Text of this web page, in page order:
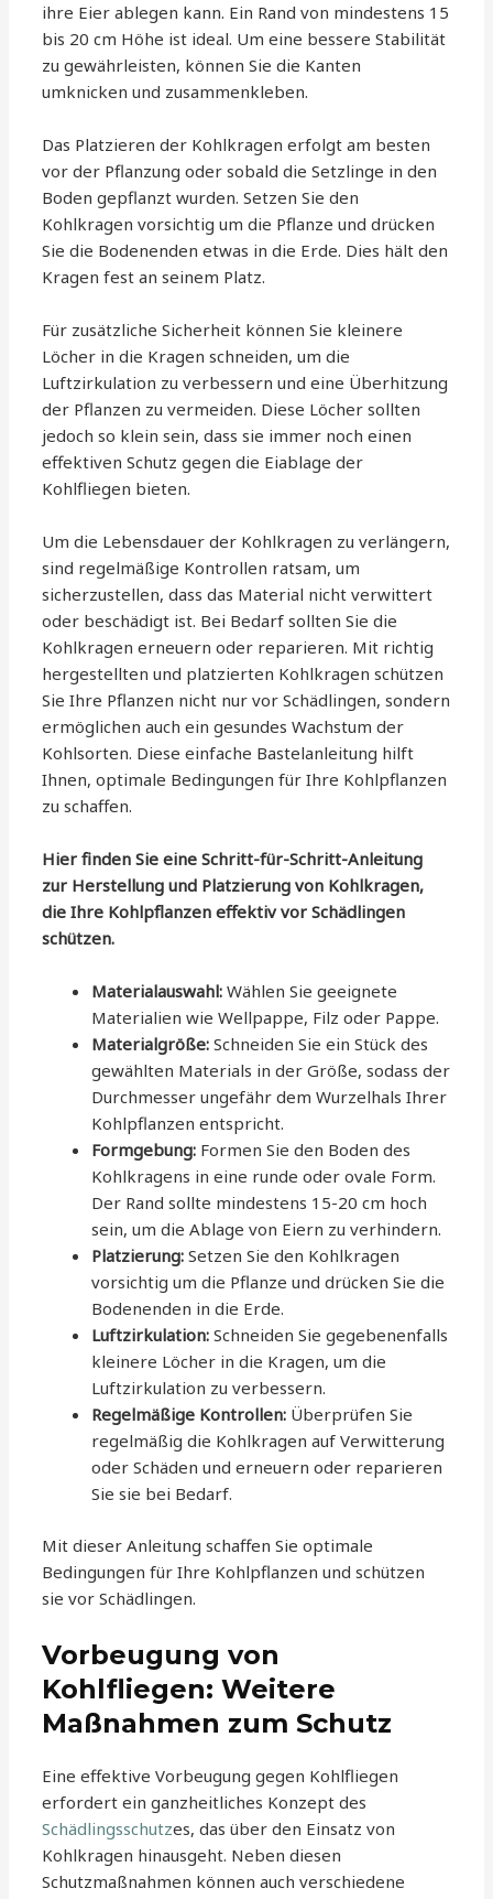
ihre Eier ablegen kann. Ein Rand von mindestens 15
bis 20 cm Höhe ist ideal. Um eine bessere Stabilität
zu gewährleisten, können Sie die Kanten
umknicken und zusammenkleben.
Das Platzieren der Kohlkragen erfolgt am besten
vor der Pflanzung oder sobald die Setzlinge in den
Boden gepflanzt wurden. Setzen Sie den
Kohlkragen vorsichtig um die Pflanze und drücken
Sie die Bodenenden etwas in die Erde. Dies hält den
Kragen fest an seinem Platz.
Für zusätzliche Sicherheit können Sie kleinere
Löcher in die Kragen schneiden, um die
Luftzirkulation zu verbessern und eine Überhitzung
der Pflanzen zu vermeiden. Diese Löcher sollten
jedoch so klein sein, dass sie immer noch einen
effektiven Schutz gegen die Eiablage der
Kohlfliegen bieten.
Um die Lebensdauer der Kohlkragen zu verlängern,
sind regelmäßige Kontrollen ratsam, um
sicherzustellen, dass das Material nicht verwittert
oder beschädigt ist. Bei Bedarf sollten Sie die
Kohlkragen erneuern oder reparieren. Mit richtig
hergestellten und platzierten Kohlkragen schützen
Sie Ihre Pflanzen nicht nur vor Schädlingen, sondern
ermöglichen auch ein gesundes Wachstum der
Kohlsorten. Diese einfache Bastelanleitung hilft
Ihnen, optimale Bedingungen für Ihre Kohlpflanzen
zu schaffen.
Hier finden Sie eine Schritt-für-Schritt-Anleitung
zur Herstellung und Platzierung von Kohlkragen,
die Ihre Kohlpflanzen effektiv vor Schädlingen
schützen.
Materialauswahl: Wählen Sie geeignete
Materialien wie Wellpappe, Filz oder Pappe.
Materialgröße: Schneiden Sie ein Stück des
gewählten Materials in der Größe, sodass der
Durchmesser ungefähr dem Wurzelhals Ihrer
Kohlpflanzen entspricht.
Formgebung: Formen Sie den Boden des
Kohlkragens in eine runde oder ovale Form.
Der Rand sollte mindestens 15-20 cm hoch
sein, um die Ablage von Eiern zu verhindern.
Platzierung: Setzen Sie den Kohlkragen
vorsichtig um die Pflanze und drücken Sie die
Bodenenden in die Erde.
Luftzirkulation: Schneiden Sie gegebenenfalls
kleinere Löcher in die Kragen, um die
Luftzirkulation zu verbessern.
Regelmäßige Kontrollen: Überprüfen Sie
regelmäßig die Kohlkragen auf Verwitterung
oder Schäden und erneuern oder reparieren
Sie sie bei Bedarf.
Mit dieser Anleitung schaffen Sie optimale
Bedingungen für Ihre Kohlpflanzen und schützen
sie vor Schädlingen.
Vorbeugung von
Kohlfliegen: Weitere
Maßnahmen zum Schutz
Eine effektive Vorbeugung gegen Kohlfliegen
erfordert ein ganzheitliches Konzept des
Schädlingsschutzes, das über den Einsatz von
Kohlkragen hinausgeht. Neben diesen
Schutzmaßnahmen können auch verschiedene